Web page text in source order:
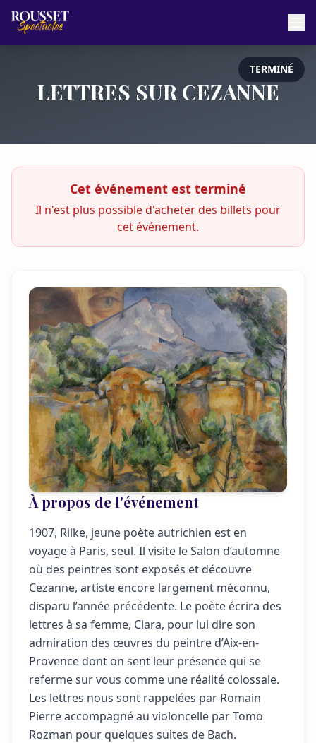
TERMINÉ
LETTRES SUR CEZANNE
Cet événement est terminé
Il n'est plus possible d'acheter des billets pour
cet événement.
À propos de l'événement
1907, Rilke, jeune poète autrichien est en
voyage à Paris, seul. Il visite le Salon d’automne
où des peintres sont exposés et découvre
Cezanne, artiste encore largement méconnu,
disparu l’année précédente. Le poète écrira des
lettres à sa femme, Clara, pour lui dire son
admiration des œuvres du peintre d’Aix-en-
Provence dont on sent leur présence qui se
referme sur vous comme une réalité colossale.
Les lettres nous sont rappelées par Romain
Pierre accompagné au violoncelle par Tomo
Rozman pour quelques suites de Bach.